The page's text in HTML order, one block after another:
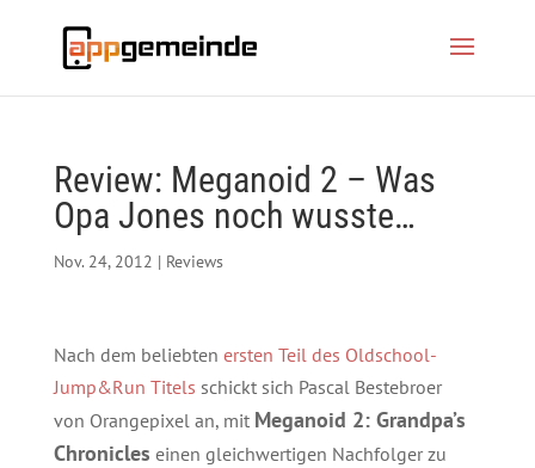
Review: Meganoid 2 – Was
Opa Jones noch wusste…
Nov. 24, 2012 | Reviews
Nach dem beliebten ersten Teil des Oldschool-
Jump&Run Titels schickt sich Pascal Bestebroer
von Orangepixel an, mit Meganoid 2: Grandpa’s
Chronicles einen gleichwertigen Nachfolger zu